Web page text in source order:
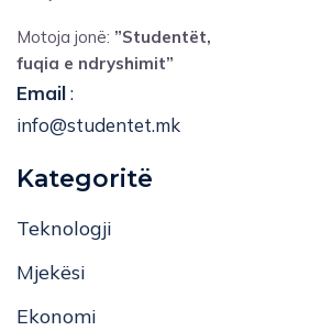
Motoja jonë: ”Studentët,
fuqia e ndryshimit”
Email:
info@studentet.mk
Kategoritë
Teknologji
Mjekësi
Ekonomi